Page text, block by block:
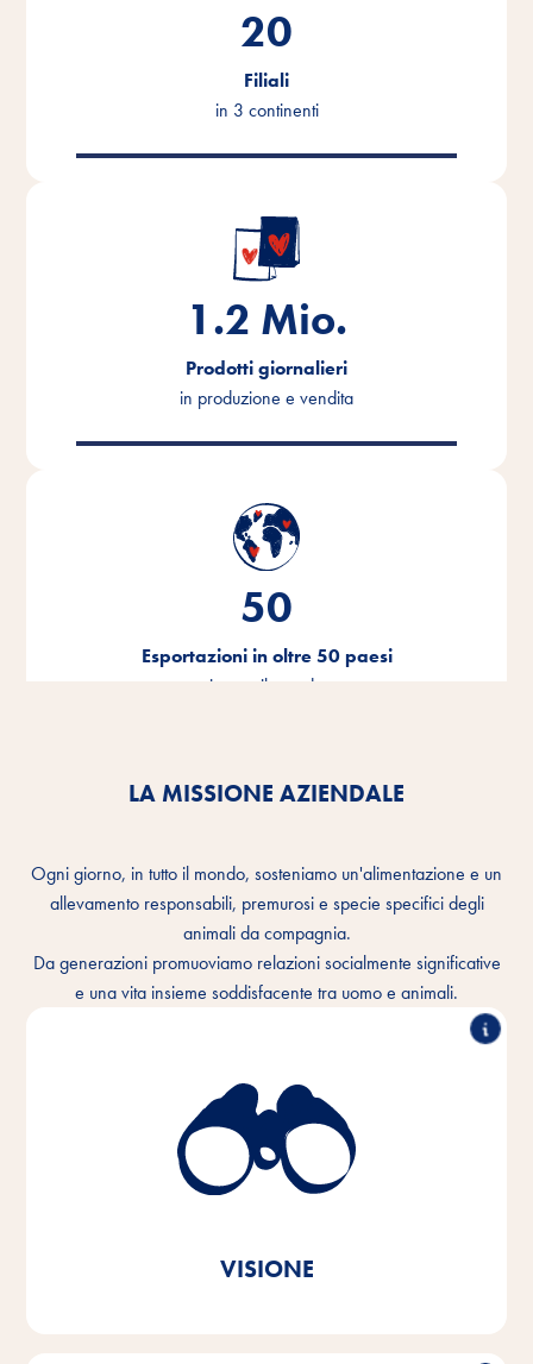
20
Filiali
in 3 continenti
1.2 Mio.
Prodotti giornalieri
in produzione e vendita
50
Esportazioni in oltre 50 paesi
in tutto il mondo
LA MISSIONE AZIENDALE
Ogni giorno, in tutto il mondo, sosteniamo un'alimentazione e un
allevamento responsabili, premurosi e specie specifici degli
animali da compagnia.
Da generazioni promuoviamo relazioni socialmente significative
e una vita insieme soddisfacente tra uomo e animali.
VISIONE
gli animali e vogliamo rendere questo rapporto
migliore ogni giorno. Nella casa di ogni animale
domestico e in tutto il mondo.
Vitakraft. Con amore.